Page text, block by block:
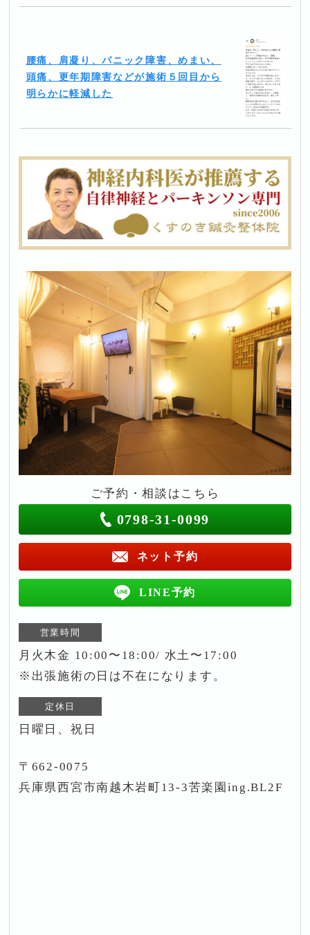
腰痛、肩凝り、パニック障害、めまい、
頭痛、更年期障害などが施術５回目から
明らかに軽減した
ご予約・相談はこちら
0798-31-0099
ネット予約
LINE予約
営業時間
月火木金 10:00〜18:00/ 水土〜17:00
※出張施術の日は不在になります。
定休日
日曜日、祝日
〒662-0075
兵庫県西宮市南越木岩町13-3苦楽園ing.BL2F